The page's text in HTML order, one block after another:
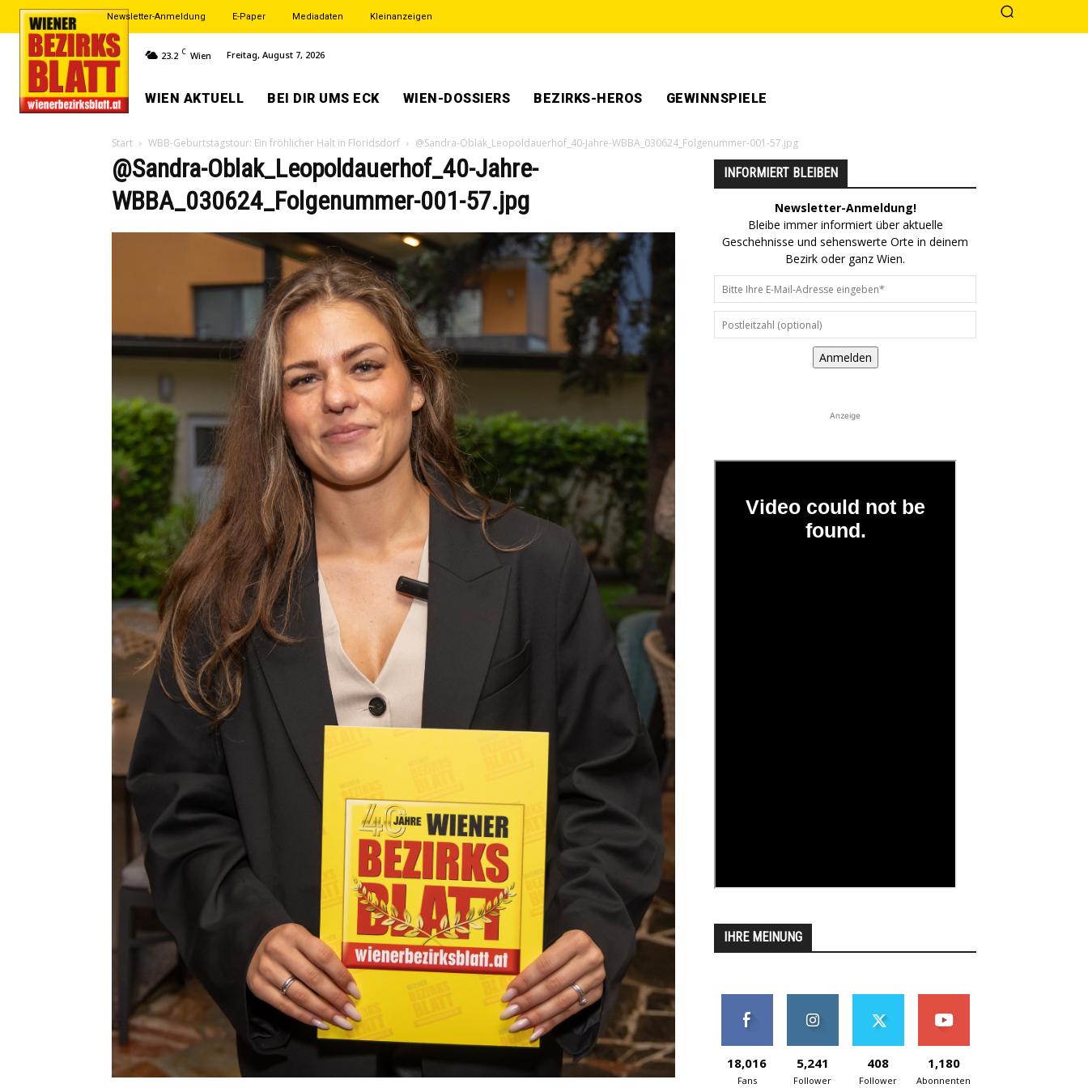
Newsletter-Anmeldung E-Paper Mediadaten Kleinanzeigen
23.2 C Wien Freitag, August 7, 2026
WIEN AKTUELL BEI DIR UMS ECK WIEN-DOSSIERS BEZIRKS-HEROS GEWINNSPIELE
Start WBB-Geburtstagstour: Ein fröhlicher Halt in Floridsdorf @Sandra-Oblak_Leopoldauerhof_40-Jahre-WBBA_030624_Folgenummer-001-57.jpg
@Sandra-Oblak_Leopoldauerhof_40-Jahre-
WBBA_030624_Folgenummer-001-57.jpg
INFORMIERT BLEIBEN
Newsletter-Anmeldung!
Bleibe immer informiert über aktuelle
Geschehnisse und sehenswerte Orte in deinem
Bezirk oder ganz Wien.
Anmelden
Anzeige
IHRE MEINUNG
18,016
Fans
5,241
Follower
408
Follower
1,180
Abonnenten